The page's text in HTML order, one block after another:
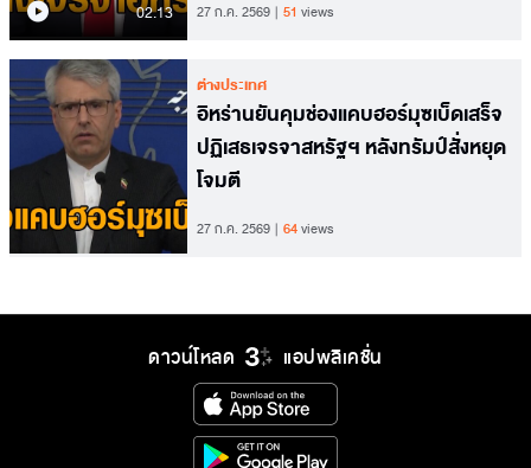
02.13 27 ก.ค. 2569 51 views
ต่างประเทศ
อิหร่านยันคุมช่องแคบฮอร์มุซเบ็ดเสร็จ
ปฏิเสธเจรจาสหรัฐฯ หลังทรัมป์สั่งหยุด
โจมตี
27 ก.ค. 2569 64views
ดาวน์โหลด แอปพลิเคชั่น